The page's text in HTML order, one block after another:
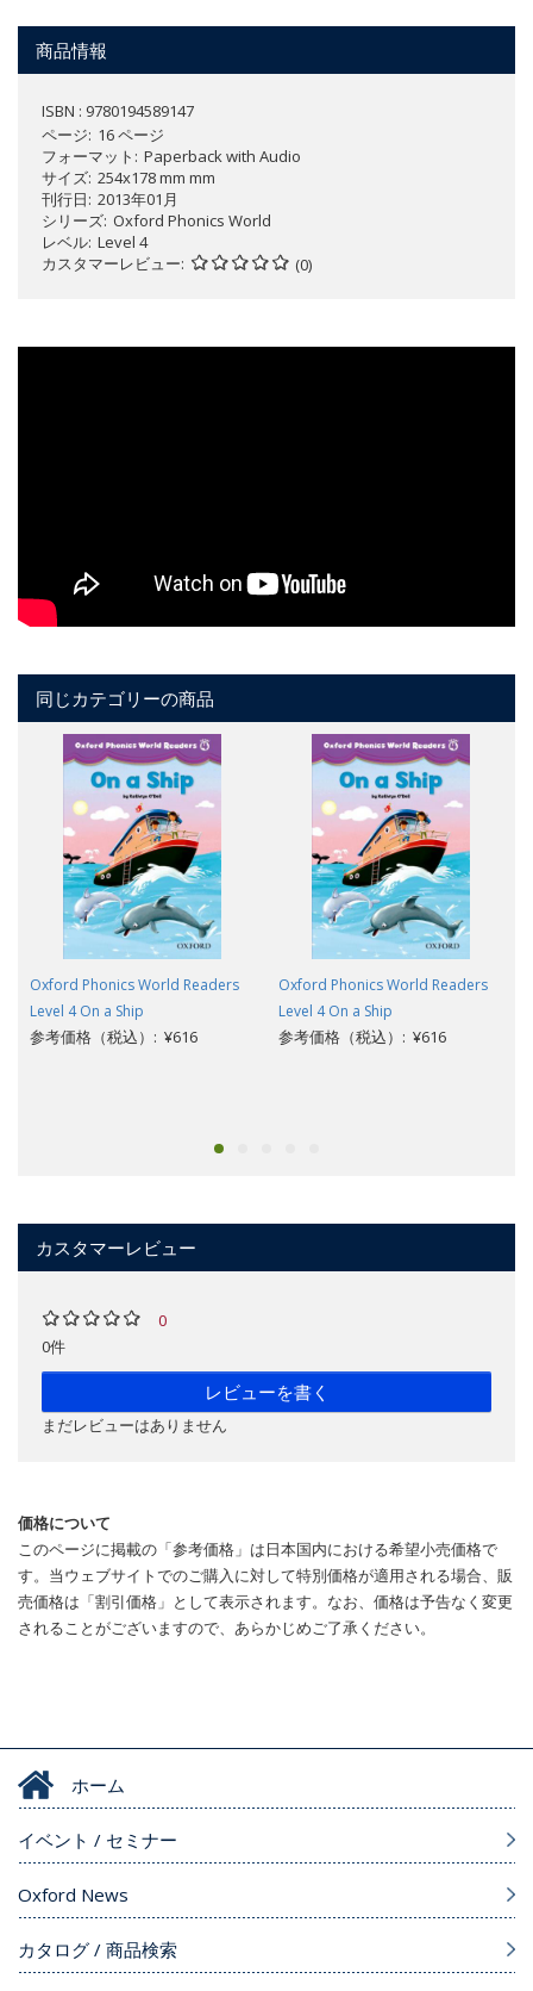
商品情報
ISBN : 9780194589147
ページ 16 ページ
フォーマット
Paperback with Audio
サイズ 254x178 mm mm
刊行日 2013年01月
シリーズ Oxford Phonics World
レベル Level 4
カスタマーレビュー
(0)
同じカテゴリーの商品
Oxford Phonics World Readers
Level 4 On a Ship
参考価格（税込）: ¥616
Oxford Phonics World Readers
Level 4 On a Ship
参考価格（税込）: ¥616
カスタマーレビュー
0
0件
レビューを書く
まだレビューはありません
価格について
このページに掲載の「参考価格」は日本国内における希望小売価格で
す。当ウェブサイトでのご購入に対して特別価格が適用される場合、販
売価格は「割引価格」として表示されます。なお、価格は予告なく変更
されることがございますので、あらかじめご了承ください。
ホーム
イベント / セミナー
Oxford News
カタログ / 商品検索